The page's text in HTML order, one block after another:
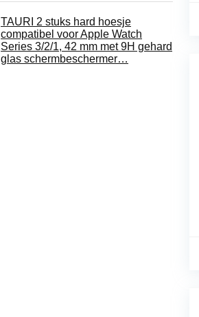
TAURI 2 stuks hard hoesje
compatibel voor Apple Watch
Series 3/2/1, 42 mm met 9H gehard
glas schermbeschermer…